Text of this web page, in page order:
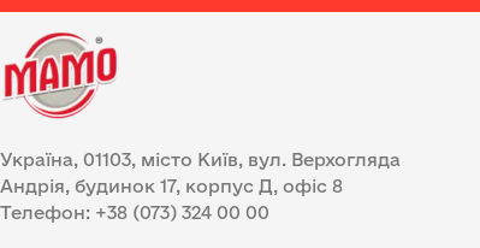
Україна, 01103, місто Київ, вул. Верхогляда
Андрія, будинок 17, корпус Д, офіс 8
Телефон: +38 (073) 324 00 00